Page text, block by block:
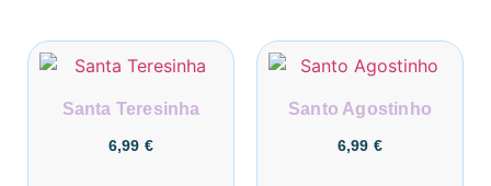
Santa Teresinha
6,99 €
Santo Agostinho
6,99 €